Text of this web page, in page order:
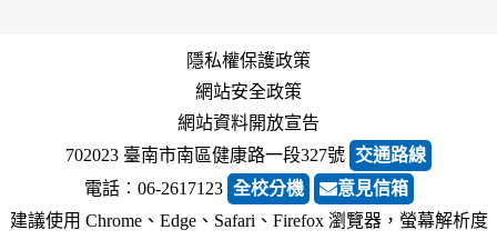
隱私權保護政策
網站安全政策
網站資料開放宣告
702023 臺南市南區健康路一段327號 交通路線
電話︰06-2617123 全校分機
意見信箱
建議使用 Chrome、Edge、Safari、Firefox 瀏覽器，螢幕解析度